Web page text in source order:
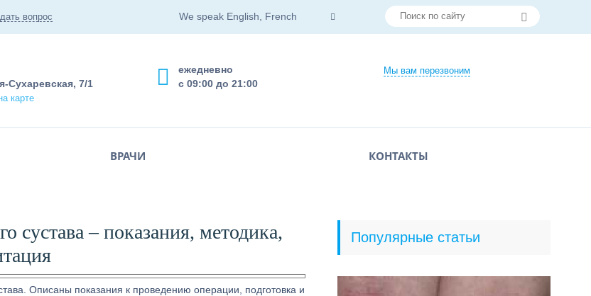
вопрос We speak English, French
Мы вам перезвоним
ежедневно
с 09:00 до 21:00
Сухаревская, 7/1
карте
ВРАЧИ КОНТАКТЫ
сустава – показания, методика,
Описаны показания к проведению операции, подготовка и
Популярные статьи